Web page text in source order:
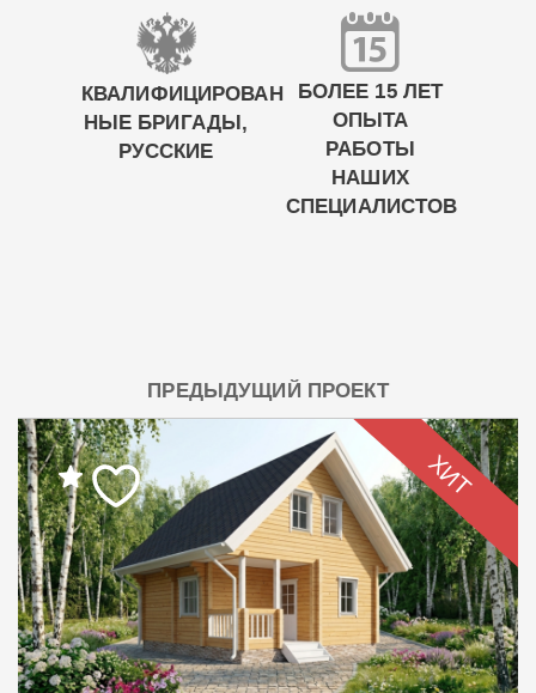
КВАЛИФИЦИРОВАН
НЫЕ БРИГАДЫ,
РУССКИЕ
БОЛЕЕ 15 ЛЕТ
ОПЫТА
РАБОТЫ
НАШИХ
СПЕЦИАЛИСТОВ
ПРЕДЫДУЩИЙ ПРОЕКТ
ХИТ